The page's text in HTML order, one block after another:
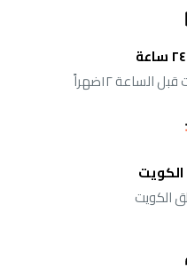
١٢ضهراً
الكويت